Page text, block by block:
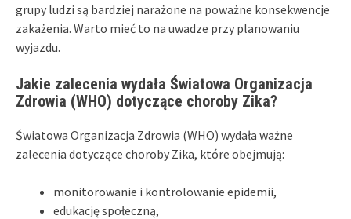
grupy ludzi są bardziej narażone na poważne konsekwencje
zakażenia. Warto mieć to na uwadze przy planowaniu
wyjazdu.
Jakie zalecenia wydała Światowa Organizacja
Zdrowia (WHO) dotyczące choroby Zika?
Światowa Organizacja Zdrowia (WHO) wydała ważne
zalecenia dotyczące choroby Zika, które obejmują:
monitorowanie i kontrolowanie epidemii,
edukację społeczną,